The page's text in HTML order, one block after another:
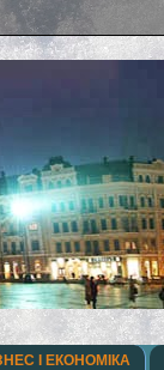
І ЕКОНОМІКА